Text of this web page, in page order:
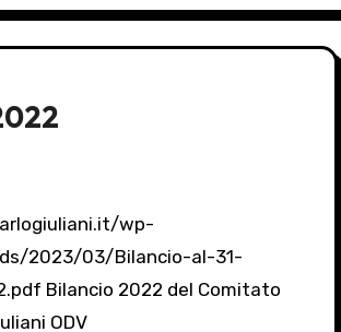
2023/03/Bilancio-al-31-
Bilancio 2022 del Comitato
ODV